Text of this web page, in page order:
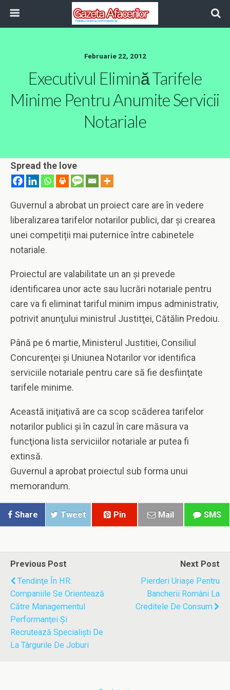
Februarie 22, 2012
Executivul Elimină Tarifele
Minime Pentru Anumite Servicii
Notariale
Spread the love
Guvernul a abrobat un proiect care are în vedere
liberalizarea tarifelor notarilor publici, dar și crearea
unei competiții mai puternice între cabinetele
notariale.
Proiectul are valabilitate un an şi prevede
identificarea unor acte sau lucrări notariale pentru
care va fi eliminat tariful minim impus administrativ,
potrivit anunţului ministrul Justitţei, Cătălin Predoiu.
Până pe 6 martie, Ministerul Justitiei, Consiliul
Concurenţei şi Uniunea Notarilor vor identifica
serviciile notariale pentru care să fie desfiinţate
tarifele minime.
Această iniţiativă are ca scop scăderea tarifelor
notarilor publici şi în cazul în care măsura va
funcţiona lista serviciilor notariale ar putea fi
extinsă.
Guvernul a aprobat proiectul sub forma unui
memorandum.
Share Tweet Pin Mail SMS
Previous Post
Tendinţe În HR:
Companiile Se Orientează
Către Managementul
Performanţei Şi
Recrutează Specialişti De
La Târgurile De Joburi
Next Post
Pierderi Uriaşe Pentru
Bancherii Români La
Creditele De Consum